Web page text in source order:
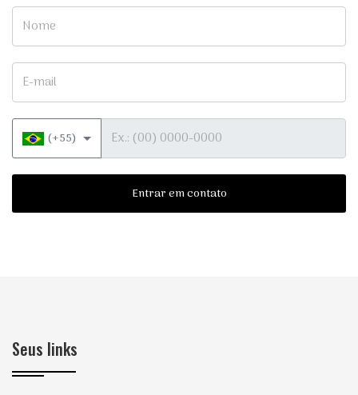
Nome
E-mail
Telefone
(+55)
Entrar em contato
Seus links